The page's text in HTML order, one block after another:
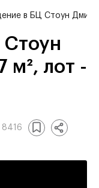
в БЦ Стоун
м², лот -
8416